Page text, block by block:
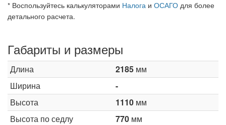
* Воспользуйтесь калькуляторами Налога и ОСАГО для более
детального расчета.
Габариты и размеры
Длина 2185 мм
Ширина
-
Высота
1110 мм
Высота по седлу
770 мм